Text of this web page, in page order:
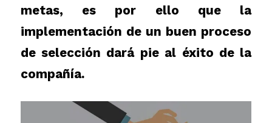
metas, es por ello que la
implementación de un buen proceso
de selección dará pie al éxito de la
compañía.